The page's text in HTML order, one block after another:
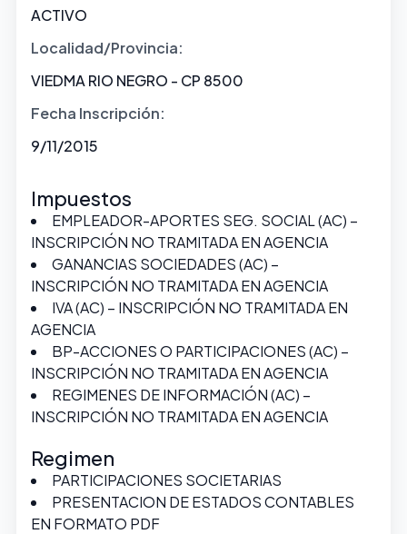
ACTIVO
Localidad/Provincia:
VIEDMA RIO NEGRO - CP 8500
Fecha Inscripción:
9/11/2015
Impuestos
EMPLEADOR-APORTES SEG. SOCIAL (AC) –
INSCRIPCIÓN NO TRAMITADA EN AGENCIA
GANANCIAS SOCIEDADES (AC) –
INSCRIPCIÓN NO TRAMITADA EN AGENCIA
IVA (AC) – INSCRIPCIÓN NO TRAMITADA EN
AGENCIA
BP-ACCIONES O PARTICIPACIONES (AC) –
INSCRIPCIÓN NO TRAMITADA EN AGENCIA
REGIMENES DE INFORMACIÓN (AC) –
INSCRIPCIÓN NO TRAMITADA EN AGENCIA
Regimen
PARTICIPACIONES SOCIETARIAS
PRESENTACION DE ESTADOS CONTABLES
EN FORMATO PDF